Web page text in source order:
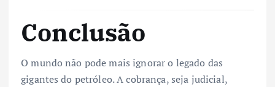
Conclusão
O mundo não pode mais ignorar o legado das
gigantes do petróleo. A cobrança, seja judicial,